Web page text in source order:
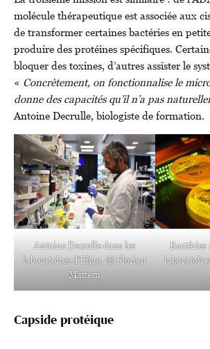
molécule thérapeutique est associée aux
de transformer certaines bactéries en
produire des protéines spécifiques.
bloquer des toxines, d’autres assister le
« Concrètement, on fonctionnalise le
donne des capacités qu’il n’a pas
Antoine Decrulle, biologiste de formation.
Antoine Decrulle dans les
laboratoires d’Eligo. © Florian
Mattern
Bactéries
Capside protéique